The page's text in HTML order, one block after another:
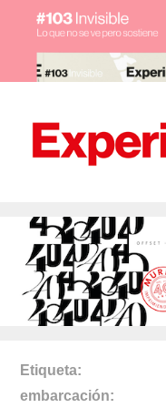
Etiqueta
embarcación